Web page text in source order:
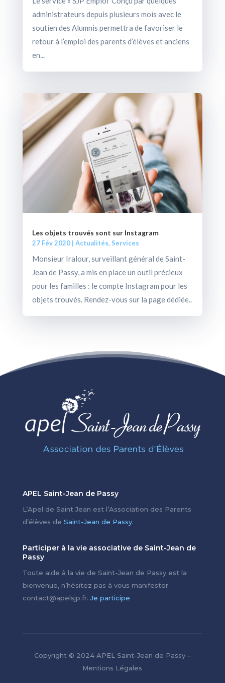
administrateurs depuis plusieurs mois avec le
soutien des Alumnis permettra de favoriser le
retour à l’emploi des parents d’élèves et anciens
en...
Les objets trouvés sont sur Instagram
27 Fév 2020| Actualités, Services
Monsieur Iralour, surveillant général de Saint-
Jean de Passy, a mis en place un outil précieux
pour les familles : le compte Instagram pour les
objets trouvés. Rendez-vous sur la page dédiée..
APEL Saint-Jean de Passy
L’Apel de Saint Jean est l’Association des Parents
d’élèves de Saint-Jean de Passy.
Participer à la vie associative de Saint-Jean de
Passy
Toute aide à la vie de Saint-Jean de Passy est la
bienvenue, n’hésitez pas à vous manifester :
contact@apelsjp.fr.Je participe
Copyright © 2024 APEL Saint-Jean de Passy –
Mentions Légales